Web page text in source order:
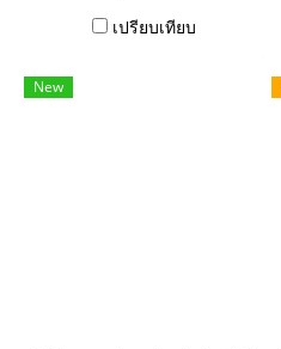
เปรียบเทียบ
New